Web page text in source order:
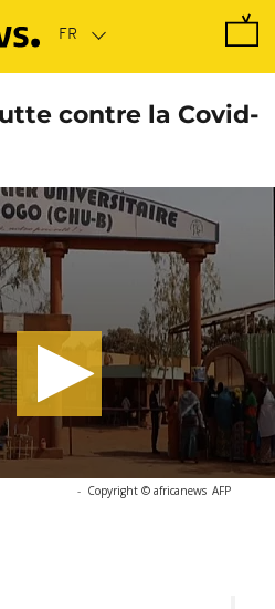
contre la Covid-
- Copyright © africanews AFP